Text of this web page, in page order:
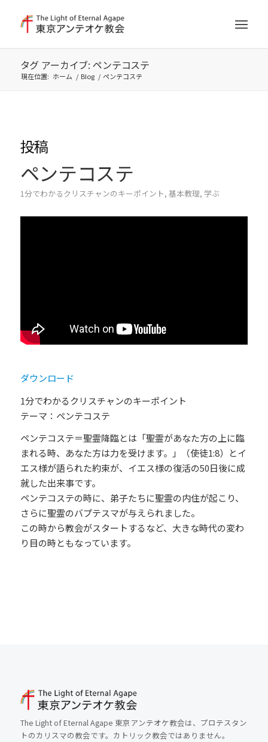
タグ アーカイブ: ペンテコステ
現在位置: ホーム / Blog / ペンテコステ
投稿
ペンテコステ
1分でわかるクリスチャンのキーポイント, 基本教理, 学ぶ
ダウンロード
1分でわかるクリスチャンのキーポイント
テーマ：ペンテコステ
ペンテコステ＝聖霊降臨とは「聖霊があなた方の上に臨
まれる時、あなた方は力を受けます。」（使徒1:8）とイ
エス様が語られた約束が、イエス様の復活の50日後に成
就した出来事です。
ペンテコステの時に、弟子たちに聖霊の内住が起こり、
さらに聖霊のバプテスマが与えられました。
この時から教会がスタートするなど、大きな時代の変わ
り目の時ともなっています。
The Light of Eternal Agape 東京アンテオケ教会は、プロテスタン
トのカリスマの教会です。カトリック教会ではありません。